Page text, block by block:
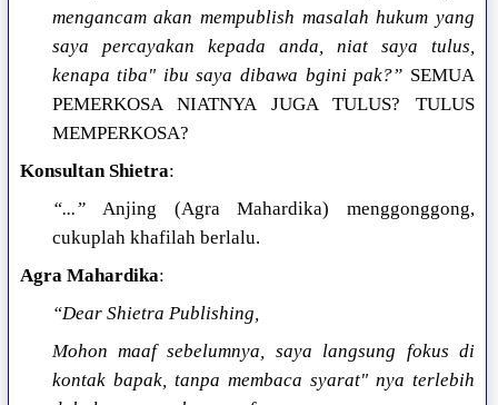
mengancam akan mempublish masalah hukum yang
saya percayakan kepada anda, niat saya tulus,
kenapa tiba" ibu saya dibawa bgini pak?” SEMUA
PEMERKOSA NIATNYA JUGA TULUS? TULUS
MEMPERKOSA?
Konsultan Shietra:
“...”Anjing (Agra Mahardika) menggonggong,
cukuplah khafilah berlalu.
Agra Mahardika:
“Dear Shietra Publishing,
Mohon maaf sebelumnya, saya langsung fokus di
kontak bapak, tanpa membaca syarat" nya terlebih